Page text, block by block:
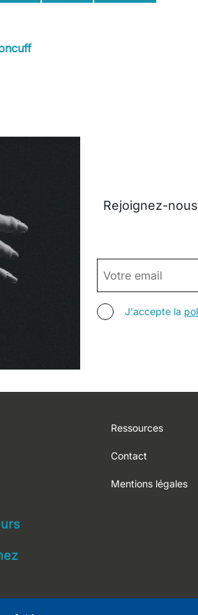
Rejoignez-
EMAIL
AGREE TERMS
J'accepte la
Footer
Ressources
Contact
Mentions légales